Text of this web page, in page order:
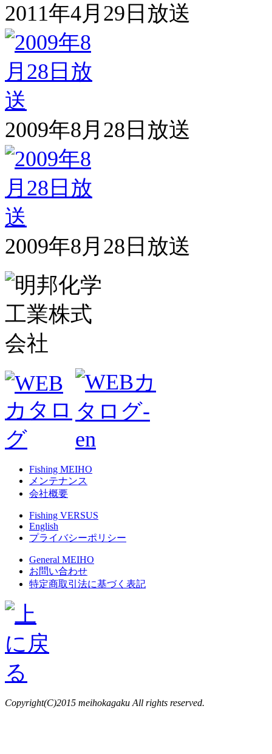
2011年4月29日放送
2009年8月28日放送
2009年8月28日放送
Fishing MEIHO
メンテナンス
会社概要
Fishing VERSUS
English
プライバシーポリシー
General MEIHO
お問い合わせ
特定商取引法に基づく表記
Copyright(C)2015 meihokagaku All rights reserved.